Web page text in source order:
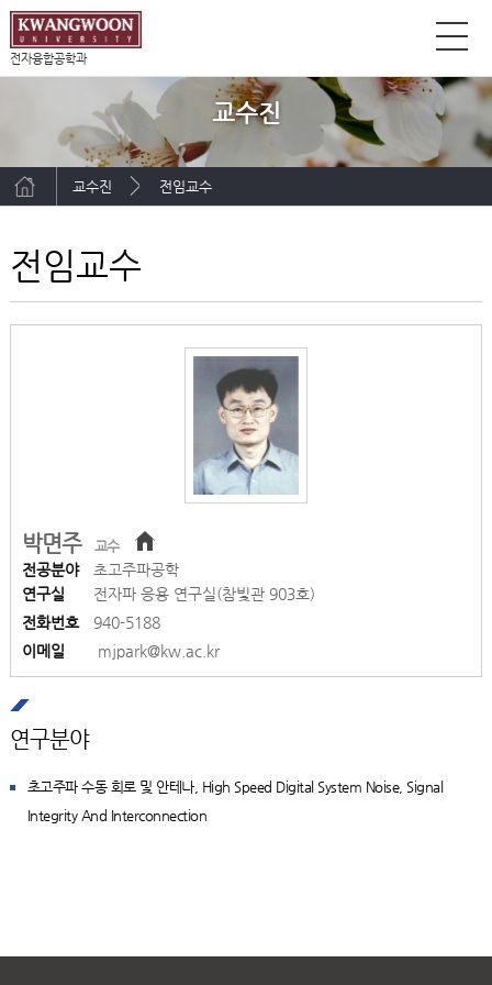
전자융합공학과
교수진
교수진 전임교수
전임교수
박면주 교수
전공분야
초고주파공학
연구실
전자파 응용 연구실(참빛관 903호)
전화번호
940-5188
이메일
mjpark@kw.ac.kr
연구분야
초고주파 수동 회로 및 안테나, High Speed Digital System Noise, Signal
Integrity And Interconnection